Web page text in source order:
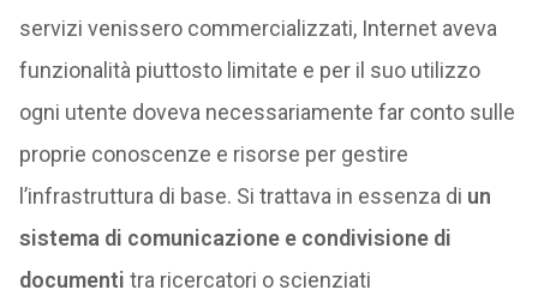
servizi venissero commercializzati, Internet aveva
funzionalità piuttosto limitate e per il suo utilizzo
ogni utente doveva necessariamente far conto sulle
proprie conoscenze e risorse per gestire
l’infrastruttura di base. Si trattava in essenza di un
sistema di comunicazione e condivisione di
documenti tra ricercatori o scienziati